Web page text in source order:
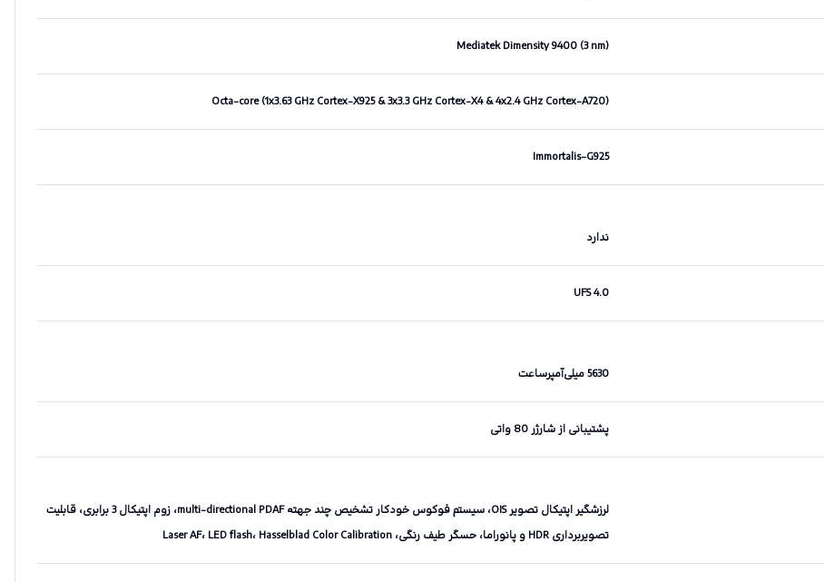
Mediatek Dimensity 9400 (3 nm)
Octa-core (1x3.63 GHz Cortex-X925 & 3x3.3 GHz Cortex-X4 & 4x2.4 GHz Cortex-A720)
Immortalis-G925
ندارد
UFS 4.0
5630 میلی‌آمپرساعت
پشتیبانی از شارژر 80 واتی
لرزشگیر اپتیکال تصویر OIS، سیستم فوکوس خودکار تشخیص چند جهته multi-directional PDAF، زوم اپتیکال 3 برابری، قابلیت
تصویربرداری HDR و پانوراما، حسگر طیف رنگی، Laser AF، LED flash، Hasselblad Color Calibration